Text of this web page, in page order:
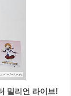
밀리언 라이브!